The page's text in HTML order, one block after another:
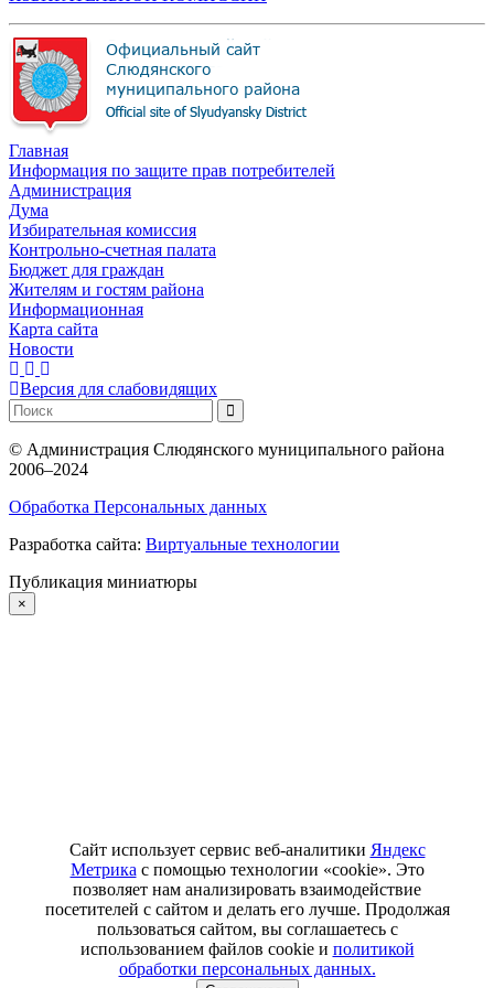
Главная
Информация по защите прав потребителей
Администрация
Дума
Избирательная комиссия
Контрольно-счетная палата
Бюджет для граждан
Жителям и гостям района
Информационная
Карта сайта
Новости
Версия для слабовидящих
© Администрация Слюдянского муниципального района
2006–2024
Обработка Персональных данных
Разработка сайта: Виртуальные технологии
Публикация миниатюры
×
Сайт использует сервис веб-аналитики Яндекс
Метрика с помощью технологии «cookie». Это
позволяет нам анализировать взаимодействие
посетителей с сайтом и делать его лучше. Продолжая
пользоваться сайтом, вы соглашаетесь с
использованием файлов cookie и политикой
обработки персональных данных.